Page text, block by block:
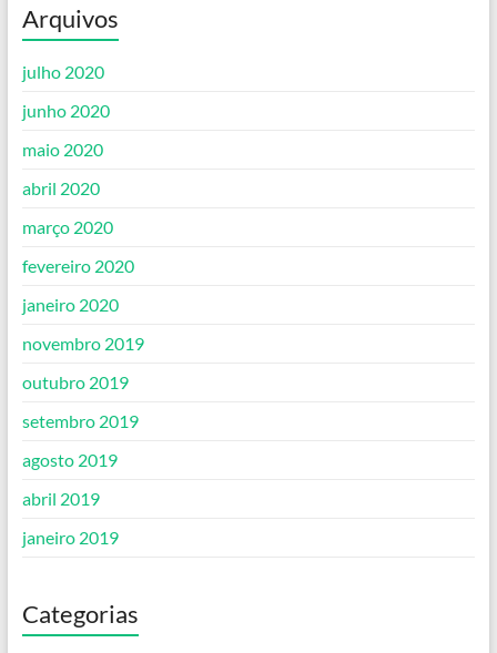
Arquivos
julho 2020
junho 2020
maio 2020
abril 2020
março 2020
fevereiro 2020
janeiro 2020
novembro 2019
outubro 2019
setembro 2019
agosto 2019
abril 2019
janeiro 2019
Categorias